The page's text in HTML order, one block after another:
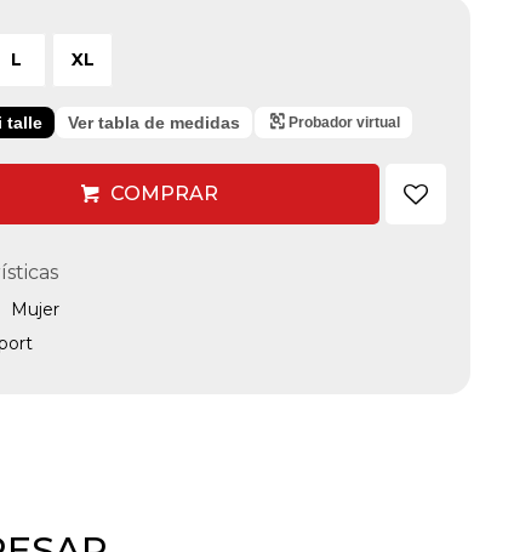
L XL
talle Ver tabla de medidas Probador virtual
COMPRAR
Mujer